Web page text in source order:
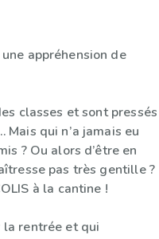
appréhension de
classes et sont pressés
Mais qui n’a jamais eu
? Ou alors d’être en
pas très gentille ?
à la cantine !
la rentrée et qui